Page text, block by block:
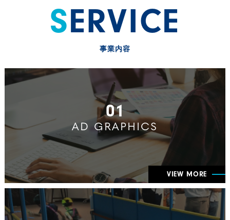
SERVICE
事業内容
01
AD GRAPHICS
VIEW MORE